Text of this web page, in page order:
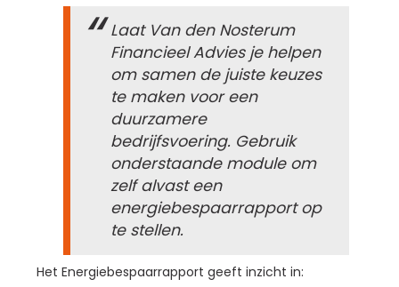
Laat Van den Nosterum
Financieel Advies je helpen
om samen de juiste keuzes
te maken voor een
duurzamere
bedrijfsvoering. Gebruik
onderstaande module om
zelf alvast een
energiebespaarrapport op
te stellen.
Het Energiebespaarrapport geeft inzicht in: